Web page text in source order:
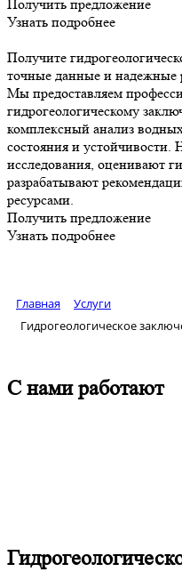
Получить предложение
Узнать подробнее
Получите
точные данные и надежные
Мы предоставляем
гидрогеологическому
комплексный анализ
состояния и
исследования, оценивают
разрабатывают
ресурсами.
Получить предложение
Узнать подробнее
Главная
Услуги
Гидрогеологическое
С нами работают